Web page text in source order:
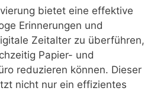
bietet eine effektive
Erinnerungen und
Zeitalter zu überführen,
Papier- und
reduzieren können. Dieser
nicht nur ein effizientes